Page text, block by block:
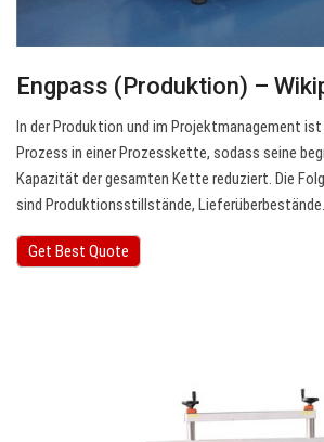
Engpass (Produktion) –
In der Produktion und im Projektmanagement ist
Prozess in einer Prozesskette, sodass seine
Kapazität der gesamten Kette reduziert. Die
sind Produktionsstillstände,
Get Best Quote